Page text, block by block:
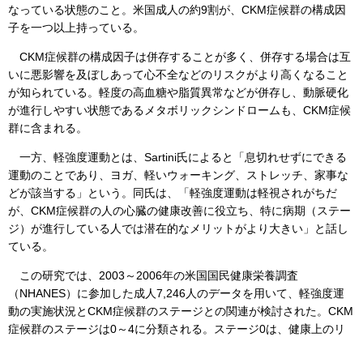
なっている状態のこと。米国成人の約9割が、CKM症候群の構成因
子を一つ以上持っている。
CKM症候群の構成因子は併存することが多く、併存する場合は互
いに悪影響を及ぼしあって心不全などのリスクがより高くなること
が知られている。軽度の高血糖や脂質異常などが併存し、動脈硬化
が進行しやすい状態であるメタボリックシンドロームも、CKM症候
群に含まれる。
一方、軽強度運動とは、Sartini氏によると「息切れせずにできる
運動のことであり、ヨガ、軽いウォーキング、ストレッチ、家事な
どが該当する」という。同氏は、「軽強度運動は軽視されがちだ
が、CKM症候群の人の心臓の健康改善に役立ち、特に病期（ステー
ジ）が進行している人では潜在的なメリットがより大きい」と話し
ている。
この研究では、2003～2006年の米国国民健康栄養調査
（NHANES）に参加した成人7,246人のデータを用いて、軽強度運
動の実施状況とCKM症候群のステージとの関連が検討された。CKM
症候群のステージは0～4に分類される。ステージ0は、健康上のリ